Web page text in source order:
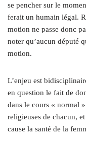
se pencher sur le
ferait un humain légal.
motion ne passe donc
noter qu’aucun député
motion.
L’enjeu est
en question le fait de
dans le cours « normal
religieuses de chacun,
cause la santé de la